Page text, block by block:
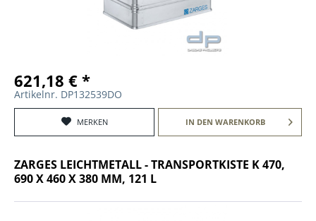
621,18 € *
Artikelnr. DP132539DO
MERKEN IN DEN WARENKORB
ZARGES LEICHTMETALL - TRANSPORTKISTE K 470,
690 X 460 X 380 MM, 121 L